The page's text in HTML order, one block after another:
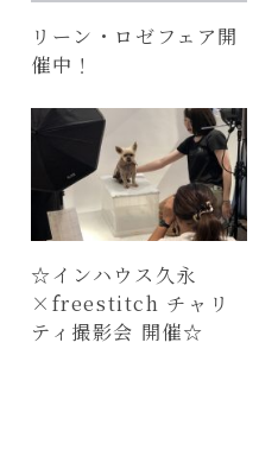
リーン・ロゼフェア開
催中！
☆インハウス久永
×freestitch チャリ
ティ撮影会 開催☆